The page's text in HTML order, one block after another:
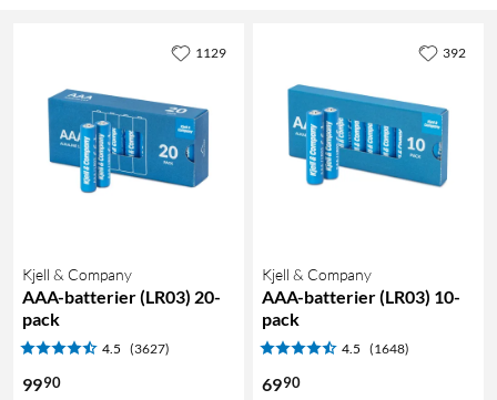
Kjell & Company
AAA-batterier (LR03) 20-
pack
4.5 (3627)
9990
1129
Kjell & Company
AAA-batterier (LR03) 10-
pack
4.5 (1648)
6990
392